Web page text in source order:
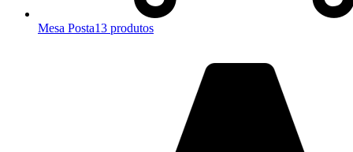
Mesa Posta13 produtos